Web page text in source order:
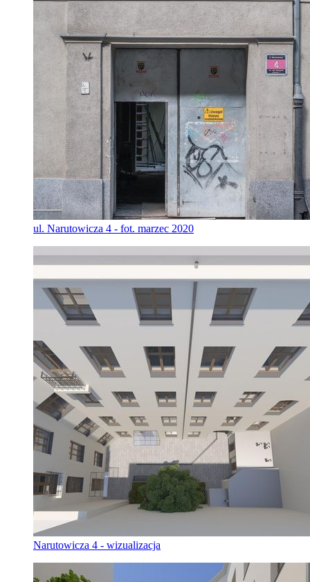
ul. Narutowicza 4 - fot. marzec 2020
Narutowicza 4 - wizualizacja